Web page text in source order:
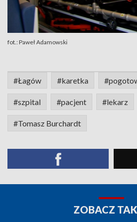
fot.: Paweł Adamowski
#Łagów #karetka
#szpital #pacjent #lekarz
#Tomasz Burchardt
ZOBACZ